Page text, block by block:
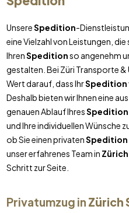
UnsereSpedition-
eine Vielzahl von Leistungen,
IhrenSpeditionso angenehm
gestalten. Bei Züri Transporte
Wert darauf, dass IhrSpedition
Deshalb bieten wir Ihnen eine
genauen Ablauf IhresSpedition
und Ihre individuellen Wünsche
ob Sie einen privatenSpedition
unser erfahrenes Team in
Schritt zur Seite.
Privatumzug in Zürich